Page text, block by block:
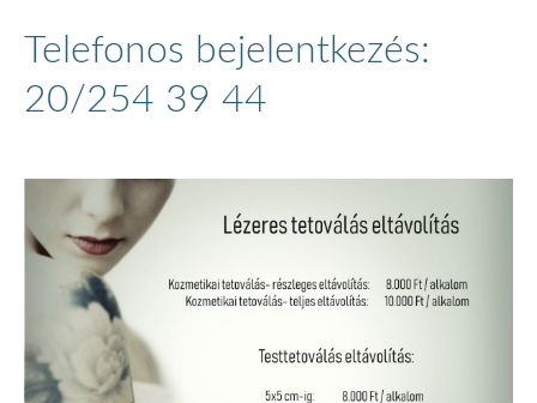
Telefonos bejelentkezés:
20/254 39 44